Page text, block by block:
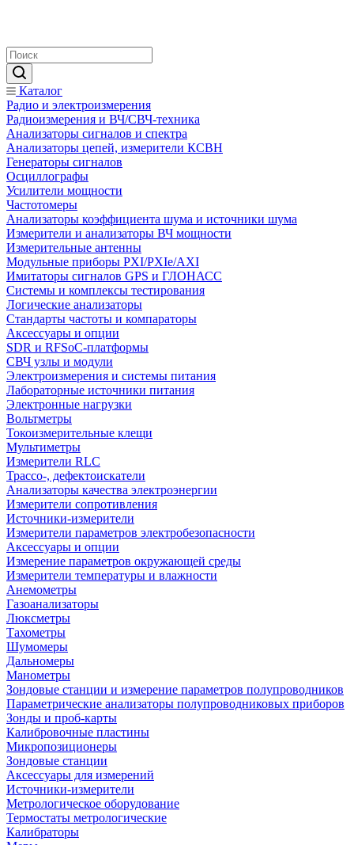
Каталог
Радио и электроизмерения
Радиоизмерения и ВЧ/СВЧ-техника
Анализаторы сигналов и спектра
Анализаторы цепей, измерители КСВН
Генераторы сигналов
Осциллографы
Усилители мощности
Частотомеры
Анализаторы коэффициента шума и источники шума
Измерители и анализаторы ВЧ мощности
Измерительные антенны
Модульные приборы PXI/PXIe/AXI
Имитаторы сигналов GPS и ГЛОНАСС
Системы и комплексы тестирования
Логические анализаторы
Стандарты частоты и компараторы
Аксессуары и опции
SDR и RFSoC‑платформы
СВЧ узлы и модули
Электроизмерения и системы питания
Лабораторные источники питания
Электронные нагрузки
Вольтметры
Токоизмерительные клещи
Мультиметры
Измерители RLC
Трассо-, дефектоискатели
Анализаторы качества электроэнергии
Измерители сопротивления
Источники-измерители
Измерители параметров электробезопасности
Аксессуары и опции
Измерение параметров окружающей среды
Измерители температуры и влажности
Анемометры
Газоанализаторы
Люксметры
Тахометры
Шумомеры
Дальномеры
Манометры
Зондовые станции и измерение параметров полупроводников
Параметрические анализаторы полупроводниковых приборов
Зонды и проб-карты
Калибровочные пластины
Микропозиционеры
Зондовые станции
Аксессуары для измерений
Источники-измерители
Метрологическое оборудование
Термостаты метрологические
Калибраторы